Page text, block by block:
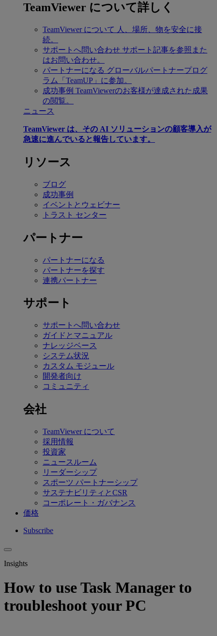
TeamViewer について詳しく
TeamViewer について 人、場所、物を安全に接
続。
サポートへ問い合わせ サポート記事を参照また
はお問い合わせ。
パートナーになる グローバルパートナープログ
ラム「TeamUP」に参加。
成功事例 TeamViewerのお客様が達成された成果
の閲覧。
ニュース
TeamViewer は、その AI ソリューションの顧客導入が
急速に進んでいると報告しています。
リソース
ブログ
成功事例
イベントとウェビナー
トラスト センター
パートナー
パートナーになる
パートナーを探す
連携パートナー
サポート
サポートへ問い合わせ
ガイドとマニュアル
ナレッジベース
システム状況
カスタム モジュール
開発者向け
コミュニティ
会社
TeamViewer について
採用情報
投資家
ニュースルーム
リーダーシップ
スポーツ パートナーシップ
サステナビリティとCSR
コーポレート・ガバナンス
価格
Subscribe
Insights
How to use Task Manager to
troubleshoot your PC